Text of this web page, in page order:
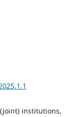
institutions,